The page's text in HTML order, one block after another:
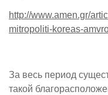
http://www.amen.gr/
mitropoliti-koreas-
За весь период
такой